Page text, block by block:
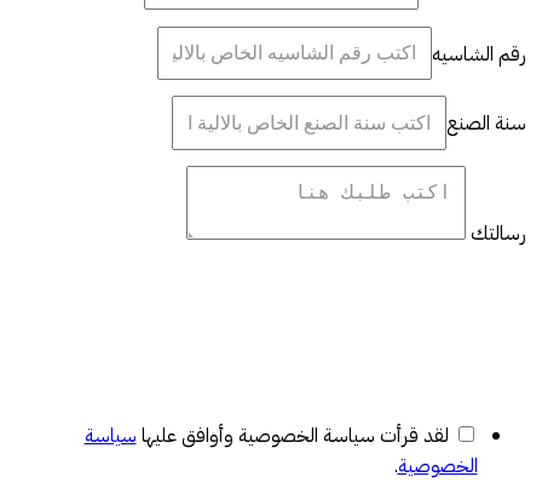
رقم الشاسيه
سنة الصنع
رسالتك
لقد قرأت سياسة الخصوصية وأوافق عليها سياسة
الخصوصية.